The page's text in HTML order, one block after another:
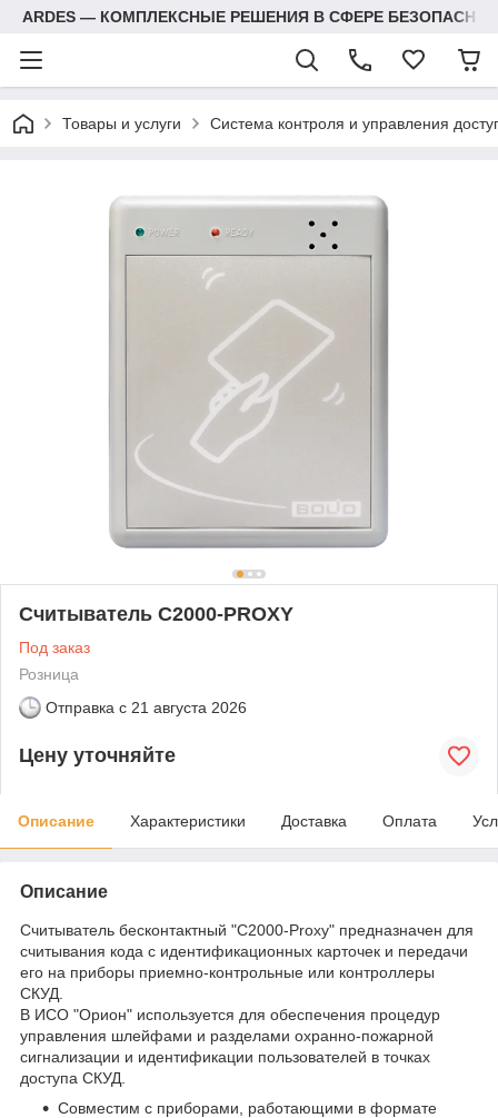
ARDES — КОМПЛЕКСНЫЕ РЕШЕНИЯ В СФЕРЕ
Товары и услуги Система контроля и управления
Считыватель С2000-PROXY
Под заказ
Розница
Отправка с 21 августа 2026
Цену уточняйте
Описание Характеристики Доставка Оплата
Описание
Считыватель бесконтактный "С2000-Proxy" предназначен для
считывания кода с идентификационных карточек и передачи
его на приборы приемно-контрольные или контроллеры
СКУД.
В ИСО "Орион" используется для обеспечения процедур
управления шлейфами и разделами охранно-пожарной
сигнализации и идентификации пользователей в точках
доступа СКУД.
Совместим с приборами, работающими в формате